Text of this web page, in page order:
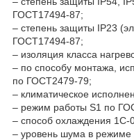
ГОСТ17494-87;
– степень защиты IP23
ГОСТ17494-87;
– изоляция класса
– по способу монтажа,
по ГОСТ2479-79;
– климатическое
– режим работы S1 по
– способ охлаждения
– уровень шума в режиме